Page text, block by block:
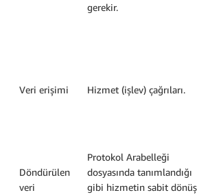
gerekir.
Veri erişimi Hizmet (işlev) çağrıları.
Döndürülen
veri
Protokol Arabelleği
dosyasında tanımlandığı
gibi hizmetin sabit dönüş